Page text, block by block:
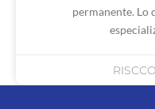
permanente. Lo
RISCCO